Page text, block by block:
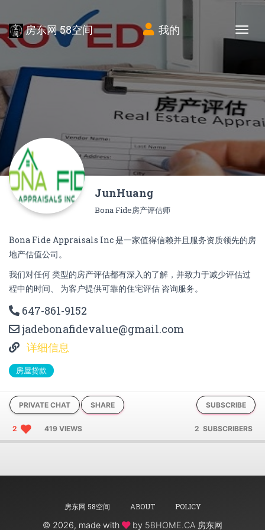
房东网 58空间 我的
JunHuang
Bona Fide房产评估师
Bona Fide Appraisals Inc 是一家值得信赖并且服务资质领先的房
地产估值公司。
我们对任何 类型的房产评估都有深入的了解，并致力于减少评估过
程中的时间、 为客户提供可靠的住宅评估 咨询服务。
647-861-9152
jadebonafidevalue@gmail.com
详细信息
房屋贷款
PRIVATE CHAT SHARE SUBSCRIBE
2 419 VIEWS 2 SUBSCRIBERS
房东网 58空间 ABOUT POLICY
© 2026, made with by 58HOME.CA 房东网